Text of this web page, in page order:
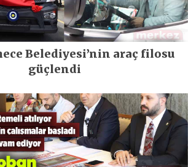
Belediyesi’nin araç filosu
güçlendi